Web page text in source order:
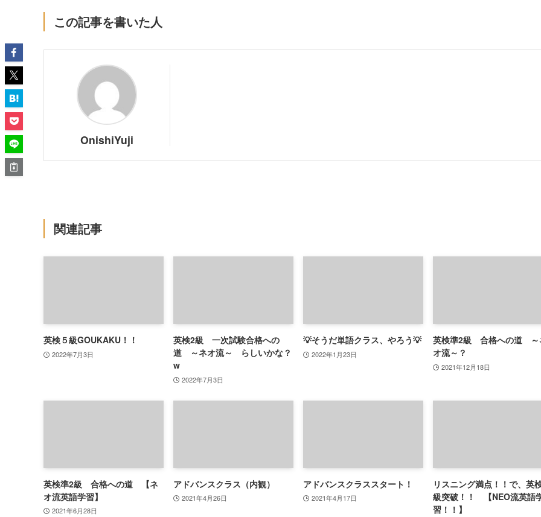
この記事を書いた人
OnishiYuji
関連記事
英検５級GOUKAKU！！
2022年7月3日
英検2級 一次試験合格への
道 ～ネオ流～ らしいかな？
w
2022年7月3日
💡そうだ単語クラス、やろう💡
2022年1月23日
英検準2級 合格への道 ～
オ流～？
2021年12月18日
英検準2級 合格への道 【ネ
オ流英語学習】
2021年6月28日
アドバンスクラス（内観）
2021年4月26日
アドバンスクラススタート！
2021年4月17日
リスニング満点！！で、英
級突破！！ 【NEO流英語
習！！】